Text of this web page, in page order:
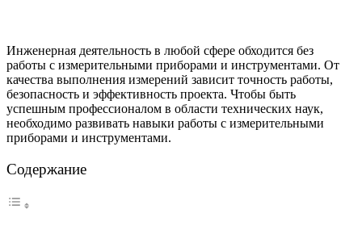
Инженерная деятельность в любой сфере обходится без
работы с измерительными приборами и инструментами. От
качества выполнения измерений зависит точность работы,
безопасность и эффективность проекта. Чтобы быть
успешным профессионалом в области технических наук,
необходимо развивать навыки работы с измерительными
приборами и инструментами.
Содержание